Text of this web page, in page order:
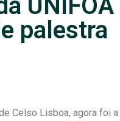
UNIFOA
palestra
Celso Lisboa, agora foi